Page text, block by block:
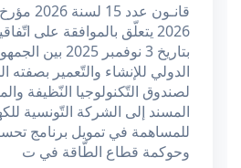
2026 يتعلّق بالموافقة على
بتاريخ 3 نوفمبر
الدولي للإنشاء والتّعمير بصفته
لصندوق التّكنولوجيا النّظيفة
المسند إلى الشركة التّونسية
للمساهمة في تمويل برنامج
وحوكمة قطاع الطّاقة في ت